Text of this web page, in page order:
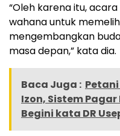
“Oleh karena itu,
wahana untuk
mengembangkan
masa depan,” kata dia.
Baca Juga :
Izon, Sistem
Begini kata DR